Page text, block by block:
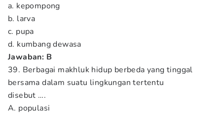
a. kepompong
b. larva
c. pupa
d. kumbang dewasa
Jawaban: B
39. Berbagai makhluk hidup berbeda yang tinggal
bersama dalam suatu lingkungan tertentu
disebut ….
A. populasi